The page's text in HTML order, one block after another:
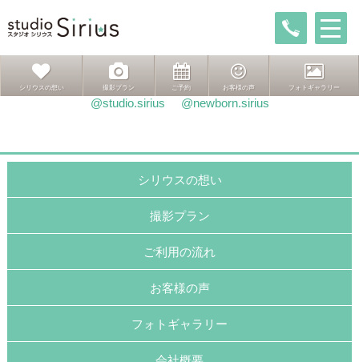
シリウスの想い 撮影プラン ご予約 お客様の声 フォトギャラリー
稿
ー
の
稿:
次ページへ 次
ピカピカの笑顔とランドセル
インスタグラムはこちら
@studio.sirius
@newborn.sirius
シリウスの想い
撮影プラン
ご利用の流れ
お客様の声
フォトギャラリー